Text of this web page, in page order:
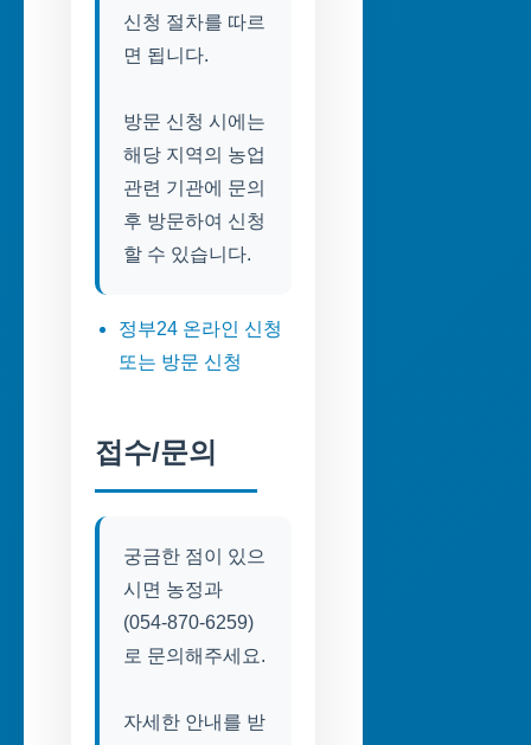
신청 절차를 따르
면 됩니다.
방문 신청 시에는
해당 지역의 농업
관련 기관에 문의
후 방문하여 신청
할 수 있습니다.
정부24 온라인 신청
또는 방문 신청
접수/문의
궁금한 점이 있으
시면 농정과
(054-870-6259)
로 문의해주세요.
자세한 안내를 받